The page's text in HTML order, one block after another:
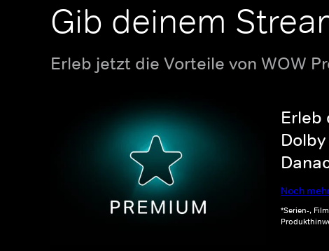
Gib deinem
Erleb jetzt die Vorteile von WOW
Erleb
Noch
*Serien-,